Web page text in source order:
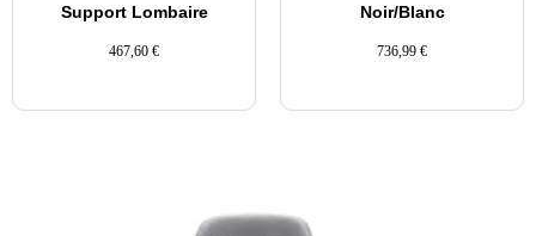
Support Lombaire
467,60 €
Noir/Blanc
736,99 €